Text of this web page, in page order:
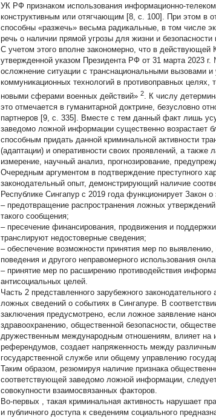
УК РФ признаком использования информационно-
конструктивным или отягчающим [8, c. 100]. При этом в
способны «разжечь» весьма радикальные, в том числе
речь о наличии прямой угрозы для жизни и безопасности
С учетом этого вполне закономерно, что в
утвержденной указом Президента РФ от 31 марта 2023
осложнение ситуации с транснациональными вызовами
коммуникационных технологий в противоправных целях,
новыми сферами военных действий» 2. К числу
это отмечается в гуманитарной доктрине, безусловно
партнеров [9, с. 335]. Вместе с тем данный факт лишь
заведомо ложной информации существенно возрастает
способным придать данной криминальной активности
(адаптации) и оперативности своих проявлений, а также
измерение, научный анализ, прогнозирование,
Очередным аргументом в подтверждение преступного
законодательный опыт, демонстрирующий наличие
Республике Сингапур с 2019 года функционирует
– предотвращение распространения ложных
такого сообщения;
– пресечение финансирования, продвижения и
транслируют недостоверные сведения;
– обеспечение возможности принятия мер по
поведения и другого неправомерного использования
– принятие мер по расширению противодействия
антисоциальных целей.
Часть 2 представленного зарубежного
ложных сведений о событиях в Сингапуре. В
заключения предусмотрено, если ложное заявление
здравоохранению, общественной безопасности,
дружественным международным отношениям, влияет на
референдумов, создает напряженность между
государственной службе или общему управлению
Таким образом, резюмируя наличие признака
соответствующей заведомо ложной информации,
совокупности взаимосвязанных факторов.
Во-первых , такая криминальная активность нарушает
и публичного доступа к сведениям социального